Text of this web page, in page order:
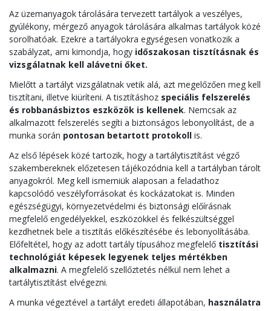
Az üzemanyagok tárolására tervezett tartályok a veszélyes,
gyúlékony, mérgező anyagok tárolására alkalmas tartályok közé
sorolhatóak. Ezekre a tartályokra egységesen vonatkozik a
szabályzat, ami kimondja, hogy időszakosan tisztításnak és
vizsgálatnak kell alávetni őket.
Mielőtt a tartályt vizsgálatnak vetik alá, azt megelőzően meg kell
tisztítani, illetve kiüríteni. A tisztításhoz speciális felszerelés
és robbanásbiztos eszközök is kellenek. Nemcsak az
alkalmazott felszerelés segíti a biztonságos lebonyolítást, de a
munka során pontosan betartott protokoll is.
Az első lépések közé tartozik, hogy a tartálytisztítást végző
szakembereknek előzetesen tájékozódnia kell a tartályban tárolt
anyagokról. Meg kell ismerniük alaposan a feladathoz
kapcsolódó veszélyforrásokat és kockázatokat is. Minden
egészségügyi, környezetvédelmi és biztonsági előírásnak
megfelelő engedélyekkel, eszközökkel és felkészültséggel
kezdhetnek bele a tisztítás előkészítésébe és lebonyolításába.
Előfeltétel, hogy az adott tartály típusához megfelelő tisztítási
technológiát képesek legyenek teljes mértékben
alkalmazni. A megfelelő szellőztetés nélkül nem lehet a
tartálytisztítást elvégezni.
A munka végeztével a tartályt eredeti állapotában, használatra